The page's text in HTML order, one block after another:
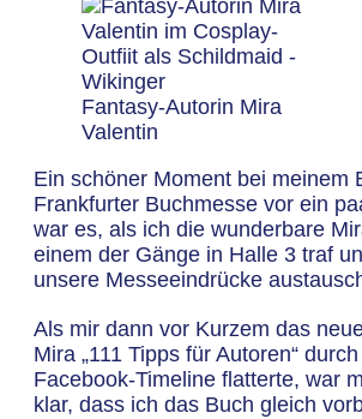
Fantasy-Autorin Mira
Valentin
Ein schöner Moment bei meinem
Frankfurter Buchmesse vor ein
war es, als ich die wunderbare
einem der Gänge in Halle 3 traf
unsere Messeeindrücke
Als mir dann vor Kurzem das
Mira „111 Tipps für Autoren“
Facebook-Timeline flatterte, war
klar, dass ich das Buch gleich